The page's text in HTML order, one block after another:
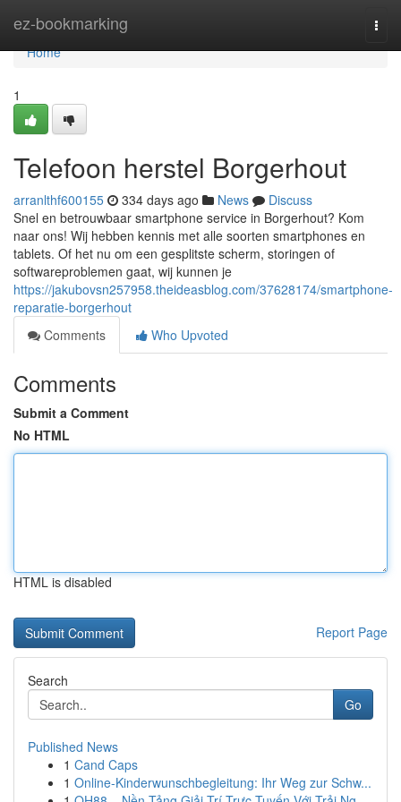
ez-bookmarking
Home
Home
1
Telefoon herstel Borgerhout
arranlthf600155 334 days ago News
Discuss
Snel en betrouwbaar smartphone service in Borgerhout? Kom
naar ons! Wij hebben kennis met alle soorten smartphones en
tablets. Of het nu om een gesplitste scherm, storingen of
softwareproblemen gaat, wij kunnen je
https://jakubovsn257958.theideasblog.com/37628174/smartphone-
reparatie-borgerhout
Comments
Who Upvoted
Comments
Submit a Comment
No HTML
HTML is disabled
Report Page
Search
Go
Published News
1 Cand Caps
1 Online-Kinderwunschbegleitung: Ihr Weg zur Schw...